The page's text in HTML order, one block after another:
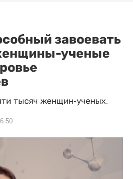
завоевать
ученые
тысяч женщин-ученых.